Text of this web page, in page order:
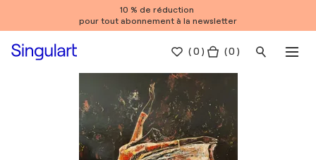
10 % de réduction
pour tout abonnement à la newsletter
(0 ) ( 0 )